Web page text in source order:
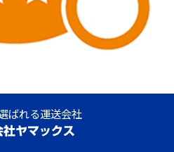
ばれる運送会社